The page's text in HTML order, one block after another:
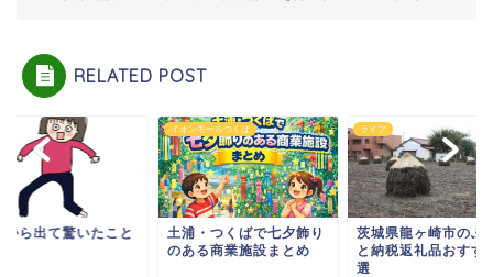
RELATED POST
から出て驚いたこと
イオンモールつくば
土浦・つくばで七夕飾り
のある商業施設まとめ
ライフ
茨城県龍ヶ崎市のふ
と納税返礼品おすす
選